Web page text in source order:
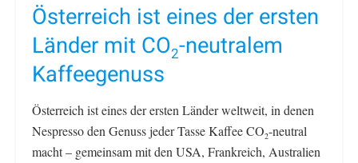
Österreich ist eines der ersten
Länder mit CO2-neutralem
Kaffeegenuss
Österreich ist eines der ersten Länder weltweit, in denen
Nespresso den Genuss jeder Tasse Kaffee CO2-neutral
macht – gemeinsam mit den USA, Frankreich, Australien